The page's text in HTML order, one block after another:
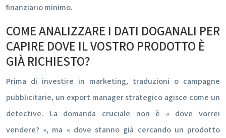
finanziario minimo.
COME ANALIZZARE I DATI DOGANALI PER
CAPIRE DOVE IL VOSTRO PRODOTTO È
GIÀ RICHIESTO?
Prima di investire in marketing, traduzioni o campagne
pubblicitarie, un export manager strategico agisce come un
detective. La domanda cruciale non è « dove vorrei
vendere? », ma « dove stanno già cercando un prodotto